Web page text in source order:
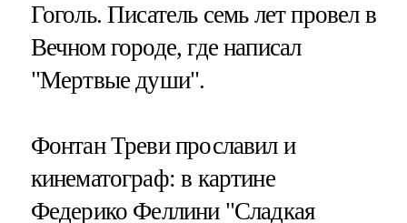
Гоголь. Писатель семь лет провел в
Вечном городе, где написал
"Мертвые души".
Фонтан Треви прославил и
кинематограф: в картине
Федерико Феллини "Сладкая